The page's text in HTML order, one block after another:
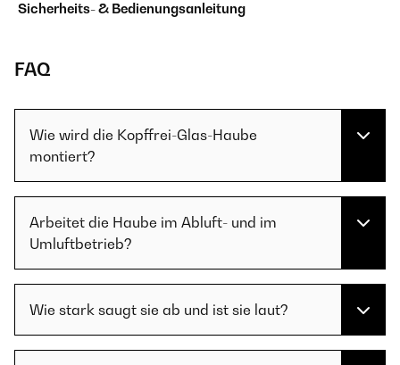
Sicherheits- & Bedienungsanleitung
FAQ
Wie wird die Kopffrei-Glas-Haube
montiert?
Arbeitet die Haube im Abluft- und im
Umluftbetrieb?
Wie stark saugt sie ab und ist sie laut?